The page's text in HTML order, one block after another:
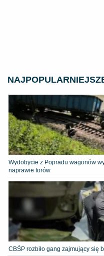
Wydobycie z Popradu wagonów
naprawie torów
CBŚP rozbiło gang zajmujący się